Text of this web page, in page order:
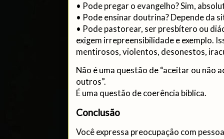
• Pode pregar o evangelho? Sim,
• Pode ensinar doutrina? Depende da
• Pode pastorear, ser presbítero ou
exigem irrepreensibilidade e exemplo.
mentirosos, violentos, desonestos,
Não é uma questão de “aceitar ou não
outros”.
É uma questão de coerência bíblica.
Conclusão
Você expressa preocupação com